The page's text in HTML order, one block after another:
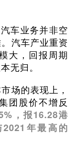
车业务并非空
汽车产业重资
大，回报周期
无归。
场的表现上，
团股价不增反
，报16.28港
年最高的